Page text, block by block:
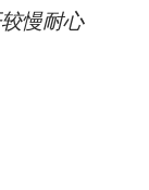
慢耐心